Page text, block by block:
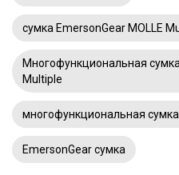
сумка EmersonGear MOLLE
Многофункциональная
Multiple
многофункциональная
EmersonGear сумка